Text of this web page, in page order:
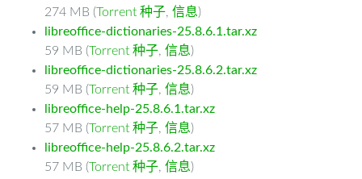
274 MB (Torrent 种子, 信息)
libreoffice-dictionaries-25.8.6.1.tar.xz
59 MB (Torrent 种子, 信息)
libreoffice-dictionaries-25.8.6.2.tar.xz
59 MB (Torrent 种子, 信息)
libreoffice-help-25.8.6.1.tar.xz
57 MB (Torrent 种子, 信息)
libreoffice-help-25.8.6.2.tar.xz
57 MB (Torrent 种子, 信息)